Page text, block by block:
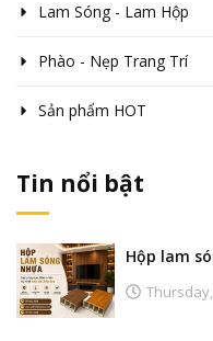
Lam Sóng - Lam Hộp
Phào - Nẹp Trang Trí
Sản phẩm HOT
Tin nổi bật
Thursday,